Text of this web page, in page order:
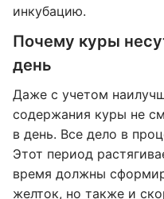
инкубацию.
Почему куры
день
Даже с учетом
содержания куры не
в день. Все дело в
Этот период
время должны
желток, но также и